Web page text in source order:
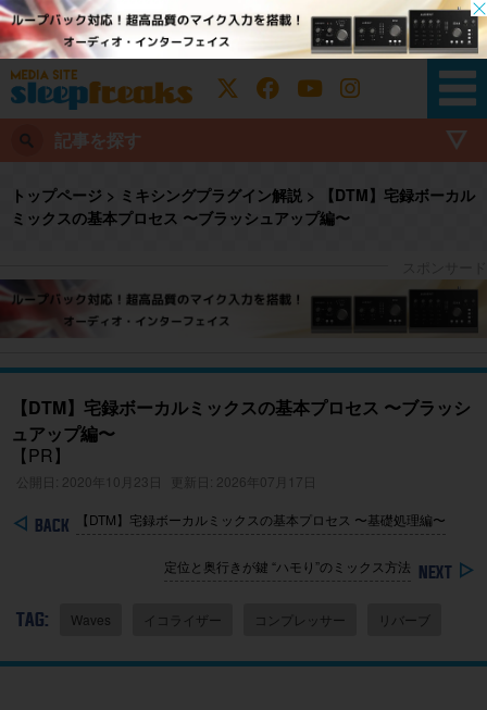
記事を探す
トップページ > ミキシングプラグイン解説 >
【DTM】宅録ボーカル
ミックスの基本プロセス 〜ブラッシュアップ編〜
【DTM】宅録ボーカルミックスの基本プロセス 〜ブラッシ
ュアップ編〜
【PR】
公開日: 2020年10月23日 更新日: 2026年07月17日
【DTM】宅録ボーカルミックスの基本プロセス 〜基礎処理編〜
定位と奥行きが鍵 “ハモり”のミックス方法
TAG: Waves イコライザー コンプレッサー リバーブ